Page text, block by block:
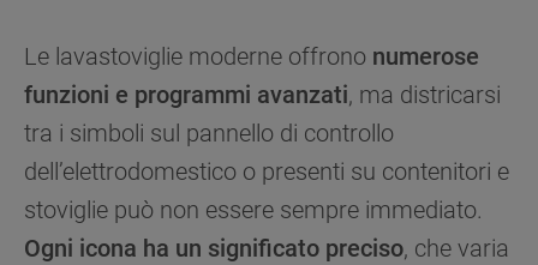
Le lavastoviglie moderne offrono numerose
funzioni e programmi avanzati, ma districarsi
tra i simboli sul pannello di controllo
dell’elettrodomestico o presenti su contenitori e
stoviglie può non essere sempre immediato.
Ogni icona ha un significato preciso, che varia